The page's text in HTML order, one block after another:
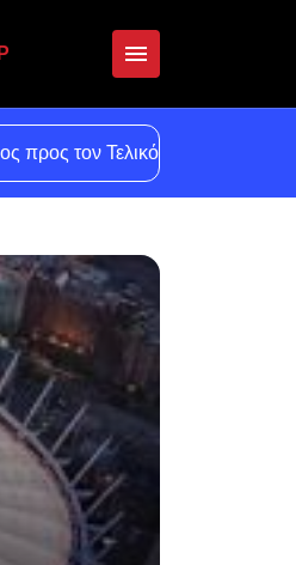
προς τον Τελικό